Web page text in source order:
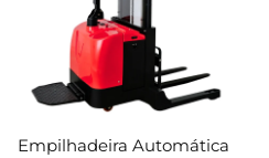
Empilhadeira Automática